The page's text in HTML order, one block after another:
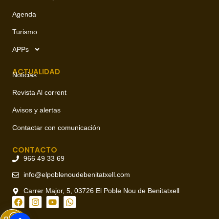
Agenda
Turismo
APPs
ACTUALIDAD
Noticias
Revista Al corrent
Avisos y alertas
Contactar con comunicación
CONTACTO
966 49 33 69
info@elpoblenoudebenitatxell.com
Carrer Major, 5, 03726 El Poble Nou de Benitatxell